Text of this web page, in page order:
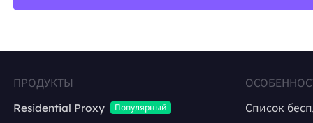
ПРОДУКТЫ
Residential Proxy
Популярный
Список